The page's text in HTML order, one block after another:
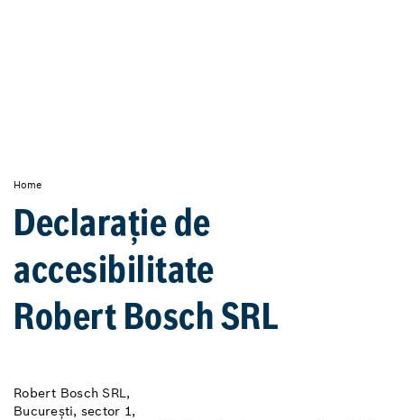
Home
Declarație de
accesibilitate
Robert Bosch SRL
Robert Bosch SRL,
București, sector 1,